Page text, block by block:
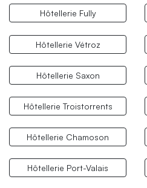
Hôtellerie Fully
Hôtellerie Vétroz
Hôtellerie Saxon
Hôtellerie Troistorrents
Hôtellerie Chamoson
Hôtellerie Port-Valais